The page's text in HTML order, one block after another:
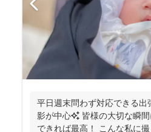
平日週末問わず対応できる出
影が中心✨ 皆様の大切な瞬
できれば最高！ こんな私に